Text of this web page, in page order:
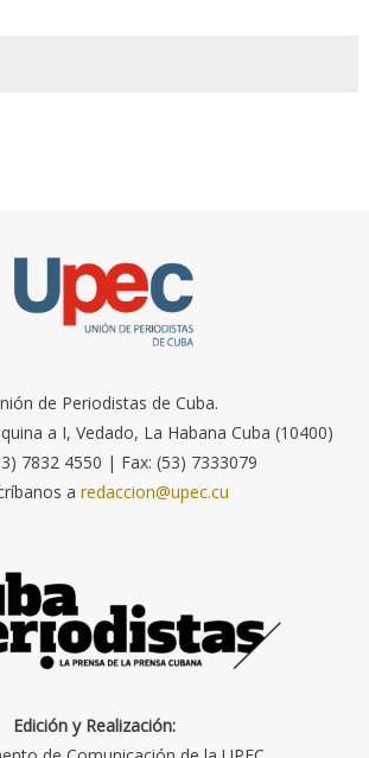
de Periodistas de Cuba.
a I, Vedado, La Habana Cuba (10400)
7832 4550 | Fax: (53) 7333079
a redaccion@upec.cu
Edición y Realización: